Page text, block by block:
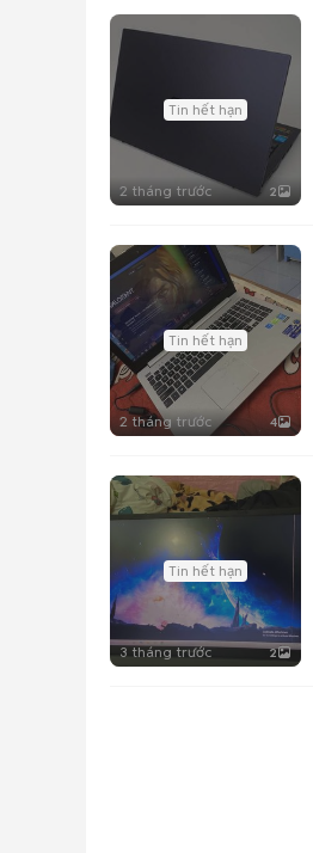
Tin hết hạn
2 tháng trước 2
Tin hết hạn
2 tháng trước 4
Tin hết hạn
3 tháng trước 2